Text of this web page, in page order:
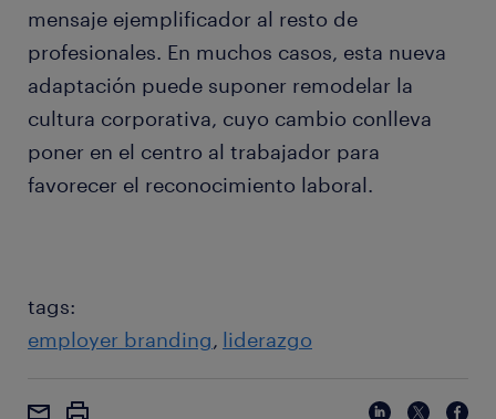
mensaje ejemplificador al resto de
profesionales. En muchos casos, esta nueva
adaptación puede suponer remodelar la
cultura corporativa, cuyo cambio conlleva
poner en el centro al trabajador para
favorecer el reconocimiento laboral.
tags:
employer branding liderazgo